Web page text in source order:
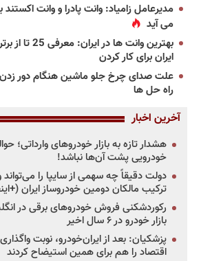
مدیرعامل زامیاد: وانت پادرا و وانت اکستند
می آید
بهترین وانت ها
ایران برای کار کردن
علت صدای چرخ جلو ماشین هنگام دور
راه حل ها
آخرین اخبار
هشدار تازه به بازار خودروهای وارداتی؛
خودرویی پشت آن‌ها نباشد!
دولت دقیقاً چه سهمی از سایپا را
ترکیب مالکان دومین خودروساز ایران
رکوردشکنی فروش خودروهای برقی در
بازار خودرو در ۶ سال اخیر
پزشکیان: بعد از ایران‌خودرو، نوبت
اقتصاد را هم برای همین استیضاح کردند